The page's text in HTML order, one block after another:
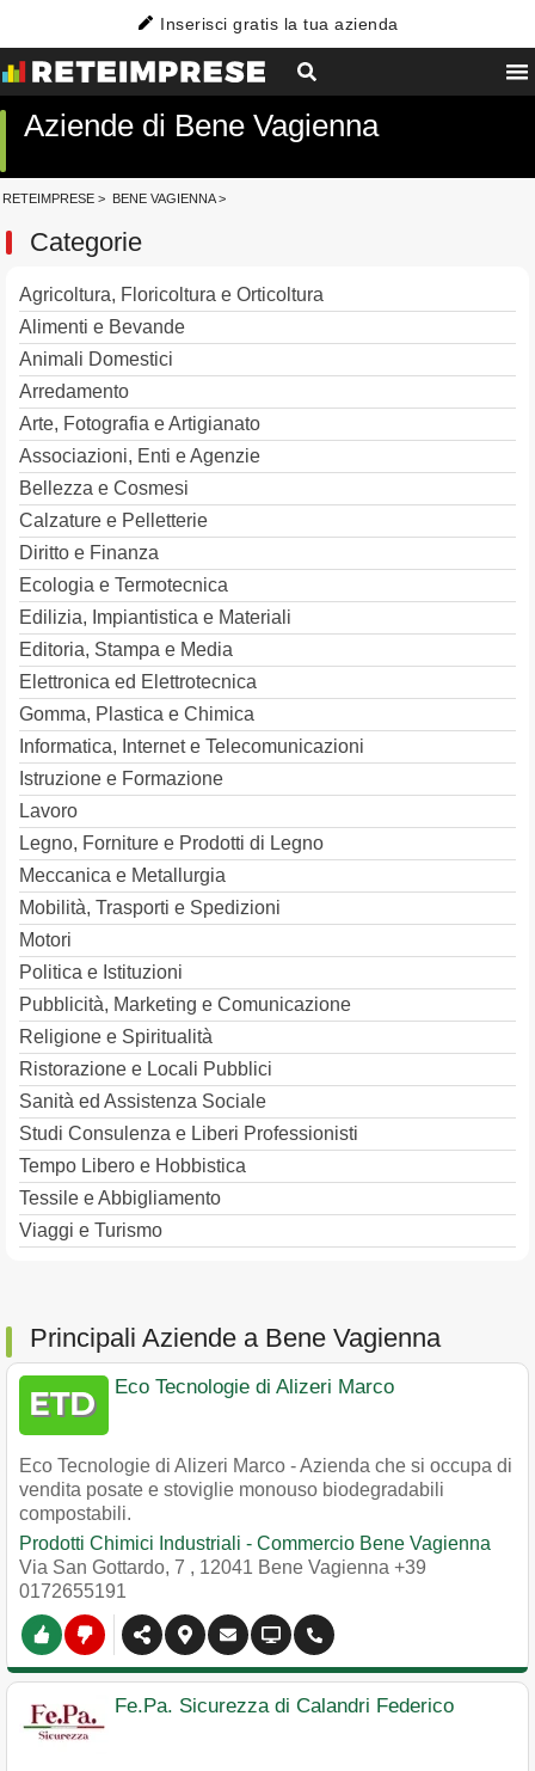
Inserisci gratis la tua azienda
Aziende di Bene Vagienna
RETEIMPRESE > BENE VAGIENNA>
Categorie
Agricoltura, Floricoltura e Orticoltura
Alimenti e Bevande
Animali Domestici
Arredamento
Arte, Fotografia e Artigianato
Associazioni, Enti e Agenzie
Bellezza e Cosmesi
Calzature e Pelletterie
Diritto e Finanza
Ecologia e Termotecnica
Edilizia, Impiantistica e Materiali
Editoria, Stampa e Media
Elettronica ed Elettrotecnica
Gomma, Plastica e Chimica
Informatica, Internet e Telecomunicazioni
Istruzione e Formazione
Lavoro
Legno, Forniture e Prodotti di Legno
Meccanica e Metallurgia
Mobilità, Trasporti e Spedizioni
Motori
Politica e Istituzioni
Pubblicità, Marketing e Comunicazione
Religione e Spiritualità
Ristorazione e Locali Pubblici
Sanità ed Assistenza Sociale
Studi Consulenza e Liberi Professionisti
Tempo Libero e Hobbistica
Tessile e Abbigliamento
Viaggi e Turismo
Principali Aziende a Bene Vagienna
Eco Tecnologie di Alizeri Marco
Eco Tecnologie di Alizeri Marco - Azienda che si occupa di
vendita posate e stoviglie monouso biodegradabili
compostabili.
Prodotti Chimici Industriali - Commercio Bene Vagienna
Via San Gottardo, 7 , 12041 Bene Vagienna +39
0172655191
Fe.Pa. Sicurezza di Calandri Federico